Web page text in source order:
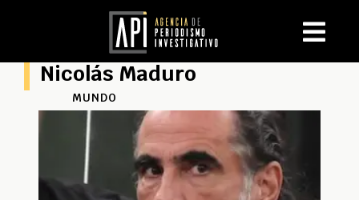
Nicolás Maduro
MUNDO